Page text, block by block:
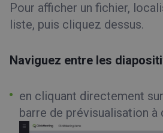
Pour afficher un fichier,
liste, puis cliquez dessus.
Naviguez entre les
en cliquant directement
barre de prévisualisation à